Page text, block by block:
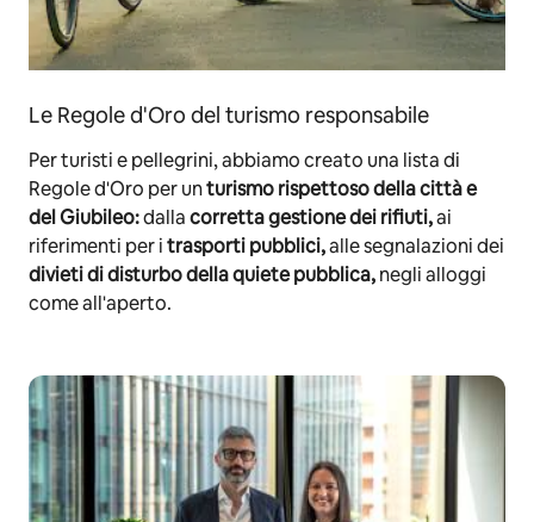
Le Regole d'Oro del turismo responsabile
Per turisti e pellegrini, abbiamo creato una lista di
Regole d'Oro per unturismo rispettoso della città e
del Giubileo:dallacorretta gestione dei rifiuti,ai
riferimenti per itrasporti pubblici,alle segnalazioni dei
divieti di disturbo della quiete pubblica,negli alloggi
come all'aperto.